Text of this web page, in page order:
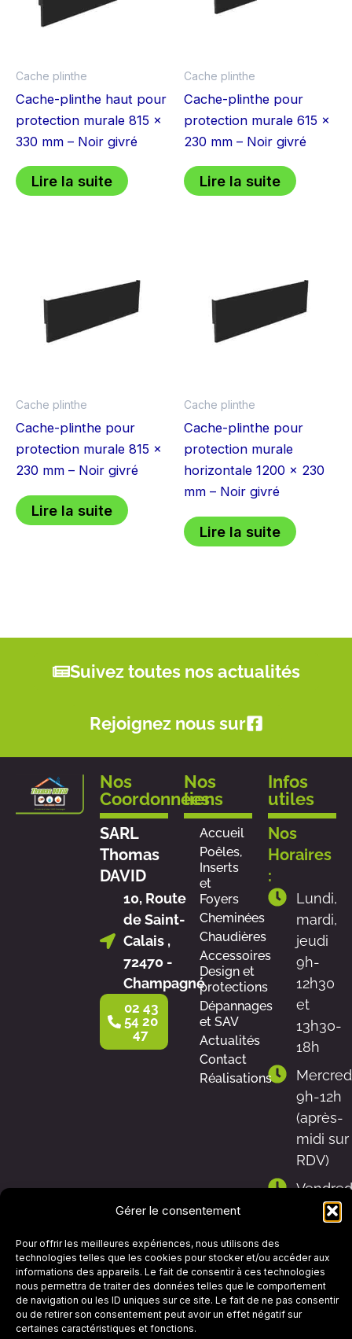
Gérer le consentement
Pour offrir les meilleures expériences, nous utilisons des
technologies telles que les cookies pour stocker et/ou accéder aux
informations des appareils. Le fait de consentir à ces technologies
nous permettra de traiter des données telles que le comportement
de navigation ou les ID uniques sur ce site. Le fait de ne pas consentir
ou de retirer son consentement peut avoir un effet négatif sur
certaines caractéristiques et fonctions.
Cache plinthe
Cache-plinthe haut pour
protection murale 815 x
330 mm – Noir givré
Lire la suite
Cache plinthe
Cache-plinthe pour
protection murale 615 x
230 mm – Noir givré
Lire la suite
Cache plinthe
Cache-plinthe pour
protection murale 815 x
230 mm – Noir givré
Lire la suite
Cache plinthe
Cache-plinthe pour
protection murale
horizontale 1200 x 230
mm – Noir givré
Lire la suite
Suivez toutes nos actualités
Rejoignez nous sur
Nos
Coordonnées
SARL
Thomas
DAVID
10, Route
de Saint-
Calais ,
72470 -
Champagné
02 43
54 20
47
Nos
liens
Accueil
Poêles,
Inserts
et
Foyers
Cheminées
Chaudières
Accessoires
Design et
protections
Dépannages
et SAV
Actualités
Contact
Réalisations
Infos
utiles
Nos
Horaires
:
Lundi,
mardi,
jeudi
9h-
12h30
et
13h30-
18h
9h-12h
(après-
midi sur
RDV)
13h30-
17h
Samedi
9h-12h